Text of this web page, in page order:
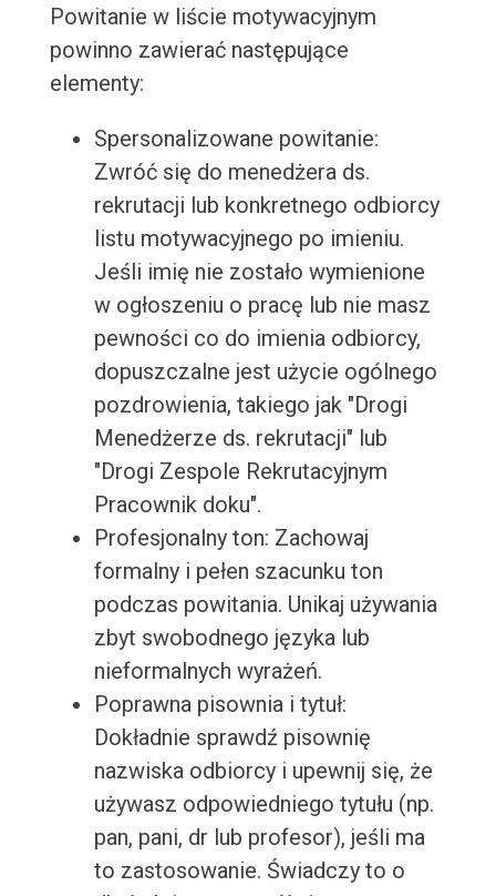
Powitanie w liście motywacyjnym
powinno zawierać następujące
elementy:
Spersonalizowane powitanie:
Zwróć się do menedżera ds.
rekrutacji lub konkretnego odbiorcy
listu motywacyjnego po imieniu.
Jeśli imię nie zostało wymienione
w ogłoszeniu o pracę lub nie masz
pewności co do imienia odbiorcy,
dopuszczalne jest użycie ogólnego
pozdrowienia, takiego jak "Drogi
Menedżerze ds. rekrutacji" lub
"Drogi Zespole Rekrutacyjnym
Pracownik doku".
Profesjonalny ton: Zachowaj
formalny i pełen szacunku ton
podczas powitania. Unikaj używania
zbyt swobodnego języka lub
nieformalnych wyrażeń.
Poprawna pisownia i tytuł:
Dokładnie sprawdź pisownię
nazwiska odbiorcy i upewnij się, że
używasz odpowiedniego tytułu (np.
pan, pani, dr lub profesor), jeśli ma
to zastosowanie. Świadczy to o